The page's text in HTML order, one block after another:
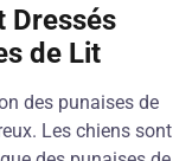
Dressés
de Lit
des punaises de
Les chiens sont